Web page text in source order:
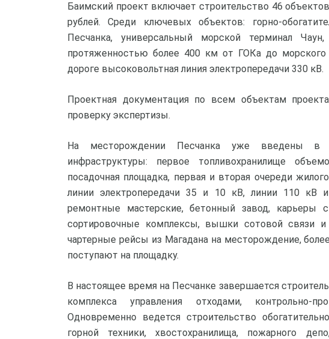
Баимский проект включает строительство 46
рублей. Среди ключевых объектов: горно-
Песчанка, универсальный морской терминал
протяженностью более 400 км от ГОКа до морского
дороге высоковольтная линия электропередачи 330 кВ.
Проектная документация по всем объектам
проверку экспертизы.
На месторождении Песчанка уже введены в
инфраструктуры: первое топливохранилище
посадочная площадка, первая и вторая очереди
линии электропередачи 35 и 10 кВ, линии 110 кВ
ремонтные мастерские, бетонный завод, карьеры
сортировочные комплексы, вышки сотовой связи и
чартерные рейсы из Магадана на месторождение,
поступают на площадку.
В настоящее время на Песчанке завершается
комплекса управления отходами, контрольно-
Одновременно ведется строительство
горной техники, хвостохранилища, пожарного